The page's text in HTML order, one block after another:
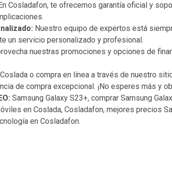
Cosladafon, te ofrecemos garantía oficial y
Nuestro equipo de expertos está
un servicio personalizado y profesional.
nuestras promociones y opciones de
o compra en línea a través de nuestro
de compra excepcional. ¡No esperes más y
Samsung Galaxy S23+, comprar Samsung
en Coslada, Cosladafon, mejores precios
en Cosladafon.